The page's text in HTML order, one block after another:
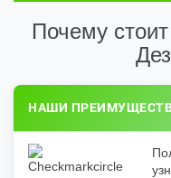
Почему
НАШИ